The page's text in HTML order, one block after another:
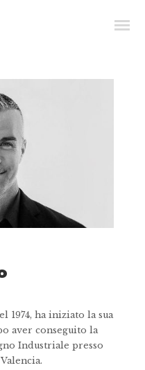
1974, ha iniziato la sua
aver conseguito la
Industriale presso